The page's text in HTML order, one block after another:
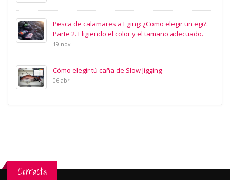
Pesca de calamares a Eging: ¿Como elegir un egi?.
Parte 2. Eligiendo el color y el tamaño adecuado.
19 nov
Cómo elegir tú caña de Slow Jigging
06 abr
Contacta